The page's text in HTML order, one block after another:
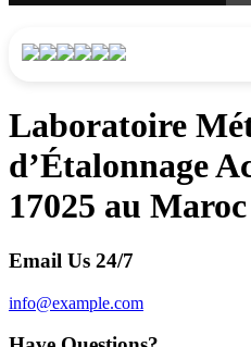
professionnels au Maroc.
Laboratoire
d’Étalonnage
17025 au Maroc
Email Us 24/7
info@example.com